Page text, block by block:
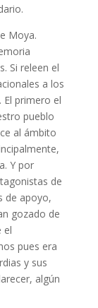
Moya.
Si releen el
a los
El primero el
pueblo
al ámbito
Y por
de
de apoyo,
gozado de
el
pues era
y sus
algún